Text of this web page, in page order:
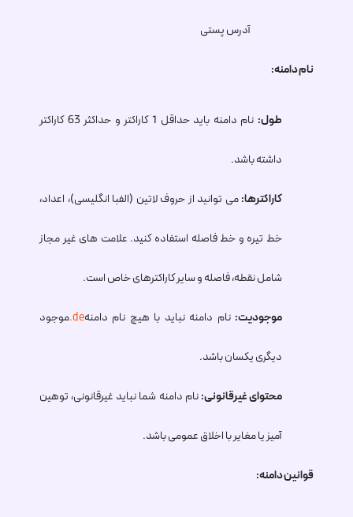
آدرس پستی
نام دامنه:
طول: نام دامنه باید حداقل 1 کاراکتر و حداکثر 63 کاراکتر
داشته باشد.
کاراکترها:می توانید از حروف لاتین (الفبا انگلیسی)، اعداد،
خط تیره و خط فاصله استفاده کنید. علامت های غیر مجاز
شامل نقطه، فاصله و سایر کاراکترهای خاص است.
موجودیت: نام دامنه نباید با هیچ نام دامنه.deموجود
دیگری یکسان باشد.
محتوای غیرقانونی:نام دامنه شما نباید غیرقانونی، توهین
آمیز یا مغایر با اخلاق عمومی باشد.
قوانین دامنه: